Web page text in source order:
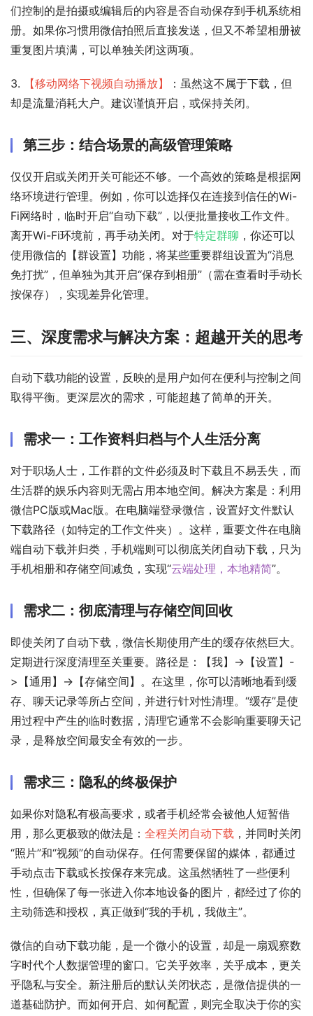
们控制的是拍摄或编辑后的内容是否自动保存到手机系统相
册。如果你习惯用微信拍照后直接发送，但又不希望相册被
重复图片填满，可以单独关闭这两项。
3. 【移动网络下视频自动播放】
：虽然这不属于下载，但
却是流量消耗大户。建议谨慎开启，或保持关闭。
第三步：结合场景的高级管理策略
仅仅开启或关闭开关可能还不够。一个高效的策略是根据网
络环境进行管理。例如，你可以选择仅在连接到信任的Wi-
Fi网络时，临时开启“自动下载”，以便批量接收工作文件。
离开Wi-Fi环境前，再手动关闭。对于特定群聊 ，你还可以
使用微信的【群设置】功能，将某些重要群组设置为“消息
免打扰”，但单独为其开启“保存到相册”（需在查看时手动长
按保存），实现差异化管理。
三、深度需求与解决方案：超越开关的思考
自动下载功能的设置，反映的是用户如何在便利与控制之间
取得平衡。更深层次的需求，可能超越了简单的开关。
需求一：工作资料归档与个人生活分离
对于职场人士，工作群的文件必须及时下载且不易丢失，而
生活群的娱乐内容则无需占用本地空间。解决方案是：利用
微信PC版或Mac版。在电脑端登录微信，设置好文件默认
下载路径（如特定的工作文件夹）。这样，重要文件在电脑
端自动下载并归类，手机端则可以彻底关闭自动下载，只为
手机相册和存储空间减负，实现“云端处理，本地精简”。
需求二：彻底清理与存储空间回收
即使关闭了自动下载，微信长期使用产生的缓存依然巨大。
定期进行深度清理至关重要。路径是：【我】->【设置】-
>【通用】->【存储空间】。在这里，你可以清晰地看到缓
存、聊天记录等所占空间，并进行针对性清理。“缓存”是使
用过程中产生的临时数据，清理它通常不会影响重要聊天记
录，是释放空间最安全有效的一步。
需求三：隐私的终极保护
如果你对隐私有极高要求，或者手机经常会被他人短暂借
用，那么更极致的做法是： 全程关闭自动下载 ，并同时关闭
“照片”和“视频”的自动保存。任何需要保留的媒体，都通过
手动点击下载或长按保存来完成。这虽然牺牲了一些便利
性，但确保了每一张进入你本地设备的图片，都经过了你的
主动筛选和授权，真正做到“我的手机，我做主”。
微信的自动下载功能，是一个微小的设置，却是一扇观察数
字时代个人数据管理的窗口。它关乎效率，关乎成本，更关
乎隐私与安全。新注册后的默认关闭状态，是微信提供的一
道基础防护。而如何开启、如何配置，则完全取决于你的实